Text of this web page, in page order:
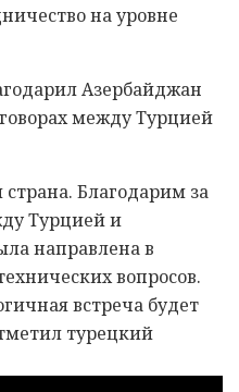
на уровне
Азербайджан
между Турцией
Благодарим за
Турцией и
направлена в
вопросов.
встреча будет
турецкий